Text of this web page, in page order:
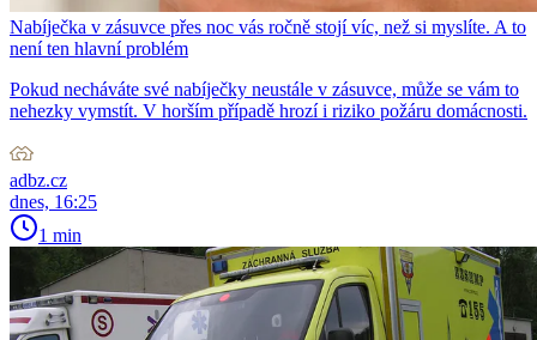
Nabíječka v zásuvce přes noc vás ročně stojí víc, než si myslíte. A to
není ten hlavní problém
Pokud necháváte své nabíječky neustále v zásuvce, může se vám to
nehezky vymstít. V horším případě hrozí i riziko požáru domácnosti.
adbz.cz
dnes, 16:25
1 min